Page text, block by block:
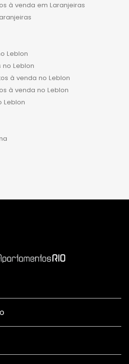
à venda em Laranjeiras
Leblon
Leblon
à venda no Leblon
à venda no Leblon
Leblon